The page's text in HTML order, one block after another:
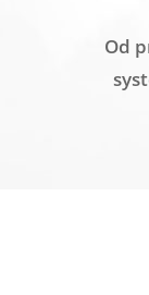
Od